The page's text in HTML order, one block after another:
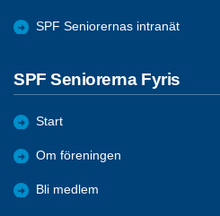
SPF Seniorernas intranät
SPF Seniorerna Fyris
Start
Om föreningen
Bli medlem